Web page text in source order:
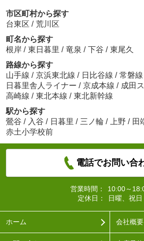
市区町村から探す
台東区 / 荒川区
町名から探す
根岸 / 東日暮里 / 竜泉 / 下谷 / 東尾久
路線から探す
山手線 / 京浜東北線 / 日比谷線 / 常磐線
日暮里舎人ライナー / 京成本線 / 成田
高崎線 / 東北本線 / 東北新幹線
駅から探す
鶯谷 / 入谷 / 日暮里 / 三ノ輪 / 上野 / 田
赤土小学校前
電話でお問い合
営業時間：
10:00～
定休日：
日曜、祝日
ホーム 会社概要